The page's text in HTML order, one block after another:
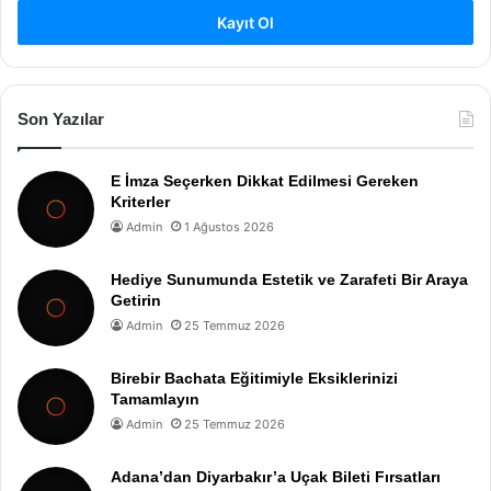
Kayıt Ol
Son Yazılar
E İmza Seçerken Dikkat Edilmesi Gereken
Kriterler
Admin 1 Ağustos 2026
Hediye Sunumunda Estetik ve Zarafeti Bir Araya
Getirin
Admin 25 Temmuz 2026
Birebir Bachata Eğitimiyle Eksiklerinizi
Tamamlayın
Admin 25 Temmuz 2026
Adana’dan Diyarbakır’a Uçak Bileti Fırsatları